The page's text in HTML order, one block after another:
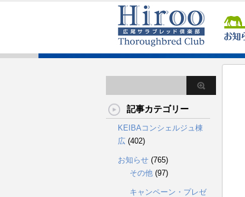
記事カテゴリー
KEIBAコンシェルジュ棟
広 (402)
お知らせ (765)
その他 (97)
キャンペーン・プレゼ